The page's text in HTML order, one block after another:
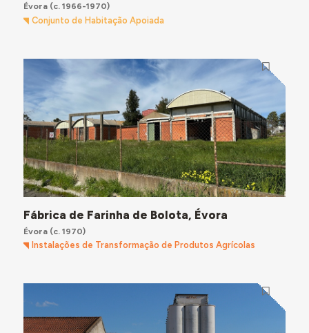
Évora(c. 1966-1970)
Conjunto de Habitação Apoiada
Fábrica de Farinha de Bolota, Évora
Évora(c. 1970)
Instalações de Transformação de Produtos Agrícolas